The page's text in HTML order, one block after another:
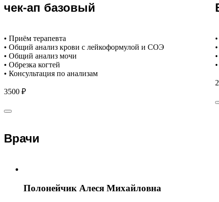
чек-ап базовый
• Приём терапевта
• Общий анализ крови с лейкоформулой и СОЭ
• Общий анализ мочи
• Обрезка когтей
• Консультация по анализам
3500 ₽
Врачи
Полонейчик Алеся Михайловна